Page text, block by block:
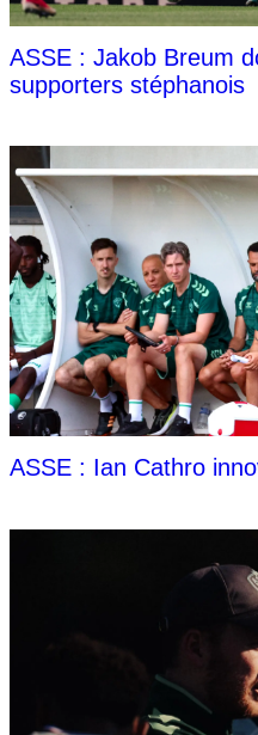
ASSE : Jakob Breum
supporters stéphanois
ASSE : Ian Cathro